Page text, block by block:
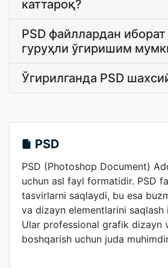
каттароқ?
PSD файллардан
гуруҳли ўгиришим
Ўгирилганда PSD
PSD
PSD (Photoshop Document)
uchun asl fayl formatidir. PSD
tasvirlarni saqlaydi, bu esa
va dizayn elementlarini saqlash
Ular professional grafik dizayn
boshqarish uchun juda